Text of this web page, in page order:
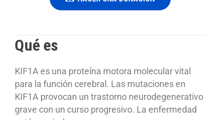
Qué es
KIF1A es una proteína motora molecular vital
para la función cerebral. Las mutaciones en
KIF1A provocan un trastorno neurodegenerativo
grave con un curso progresivo. La enfermedad